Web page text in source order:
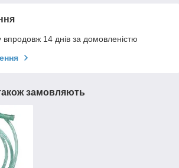
14 днів за домовленістю
замовляють